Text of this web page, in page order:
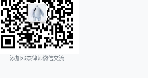
添加邓杰律师微信交流